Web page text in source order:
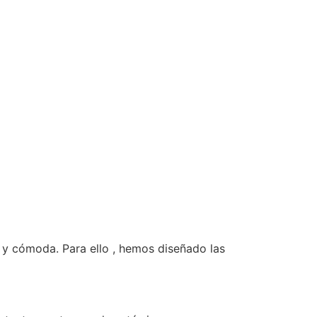
cómoda. Para ello , hemos diseñado las